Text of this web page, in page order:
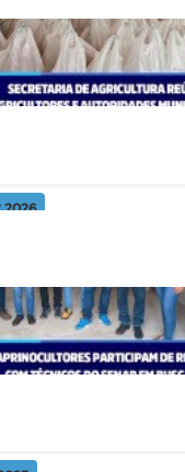
CORTES DE TERRA
de sementes e
Safra